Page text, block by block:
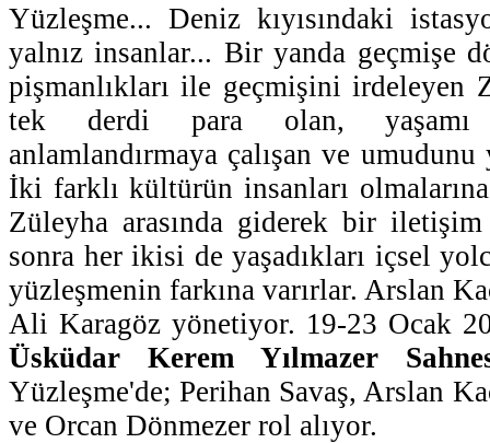
Yüzleşme... Deniz kıyısındaki
yalnız insanlar... Bir yanda geçmişe
pişmanlıkları ile geçmişini irdeleyen
tek derdi para olan, yaşamı
anlamlandırmaya çalışan ve
İki farklı kültürün insanları
Züleyha arasında giderek bir
sonra her ikisi de yaşadıkları içsel
yüzleşmenin farkına varırlar. Arslan
Ali Karagöz yönetiyor. 19-23 Ocak
Üsküdar Kerem Yılmazer
Yüzleşme'de; Perihan Savaş, Arslan
ve Orcan Dönmezer rol alıyor.